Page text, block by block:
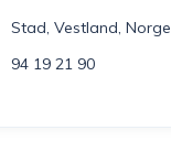
Stad, Vestland, Norge
94 19 21 90